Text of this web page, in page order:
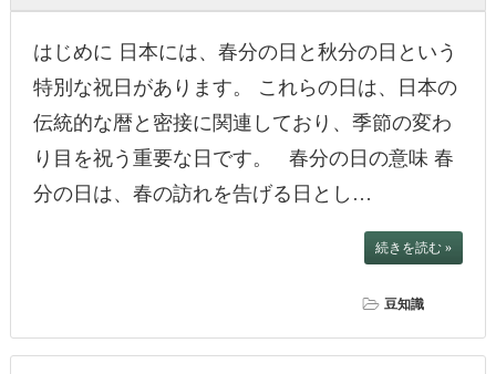
はじめに 日本には、春分の日と秋分の日という
特別な祝日があります。 これらの日は、日本の
伝統的な暦と密接に関連しており、季節の変わ
り目を祝う重要な日です。 春分の日の意味 春
分の日は、春の訪れを告げる日とし…
続きを読む »
豆知識